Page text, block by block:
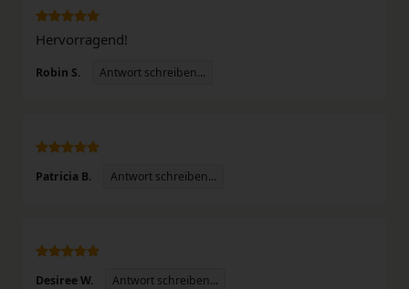
Hervorragend!
Robin S. Antwort schreiben...
Patricia B. Antwort schreiben...
Desiree W. Antwort schreiben...